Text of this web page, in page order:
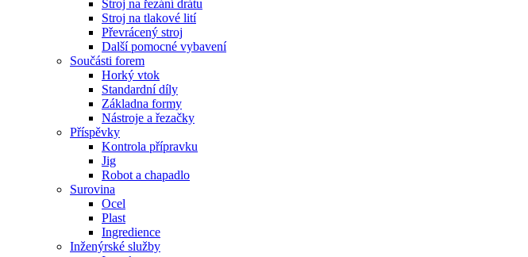
Stroj na řezání drátu
Stroj na tlakové lití
Převrácený stroj
Další pomocné vybavení
Součásti forem
Horký vtok
Standardní díly
Základna formy
Nástroje a řezačky
Příspěvky
Kontrola přípravku
Jig
Robot a chapadlo
Surovina
Ocel
Plast
Ingredience
Inženýrské služby